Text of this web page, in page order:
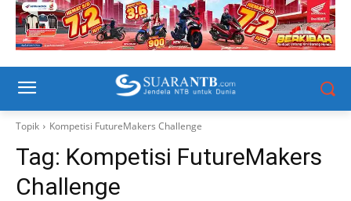
Topik Kompetisi FutureMakers Challenge
Tag: Kompetisi FutureMakers
Challenge